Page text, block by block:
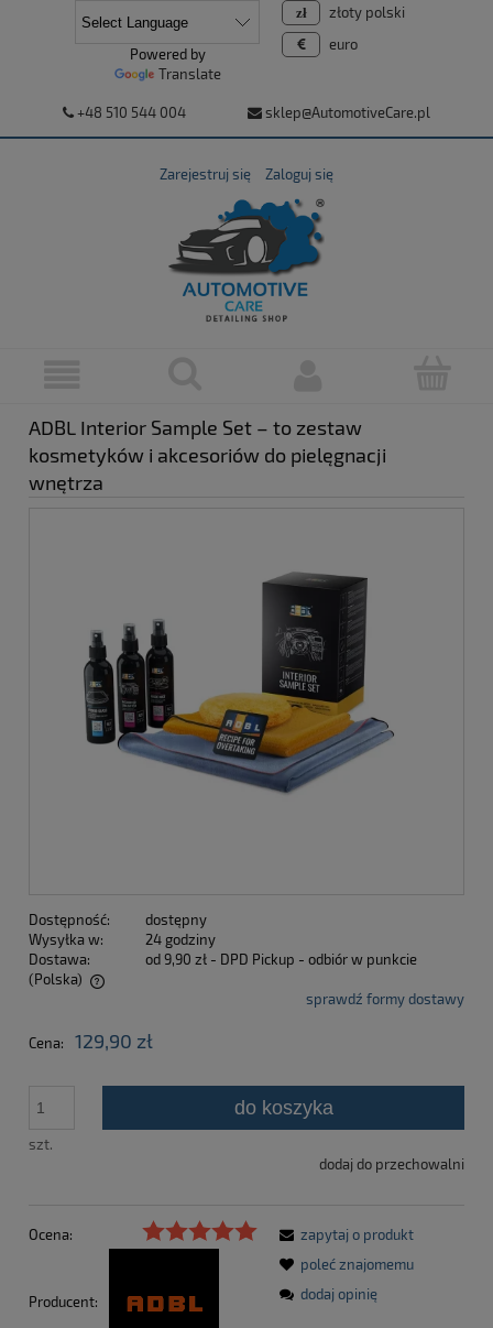
+48 510 544 004 sklep@AutomotiveCare.pl
Zarejestruj się Zaloguj się
złoty polski
euro
Powered by
Translate
ADBL Interior Sample Set – to zestaw
kosmetyków i akcesoriów do pielęgnacji
wnętrza
Dostępność:
dostępny
Wysyłka w:
24 godziny
Dostawa:
od 9,90 zł - DPD Pickup - odbiór w punkcie
(Polska)
Cena nie zawiera ewentualnych kosztów płatnościsprawdź formy dostawy
Cena: 129,90 zł
szt.
do koszyka
dodaj do przechowalni
Ocena:
Producent:
zapytaj o produkt
poleć znajomemu
dodaj opinię